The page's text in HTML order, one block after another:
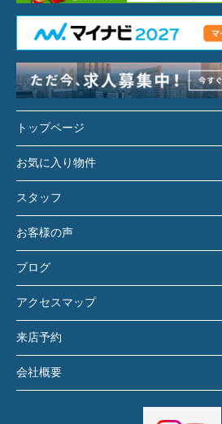
トップページ
お気に入り物件
スタッフ
お客様の声
ブログ
アクセスマップ
来店予約
会社概要